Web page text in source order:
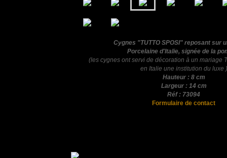
Cygnes "TUTTO SPOSI" reposant sur
Porcelaine d'Italie, signée de la
(les cygnes ont servi de décoration à un mariage
en Italie une institution du luxe )
Hauteur : 8 cm
Largeur : 14 cm
Réf : 73094
Formulaire de contact